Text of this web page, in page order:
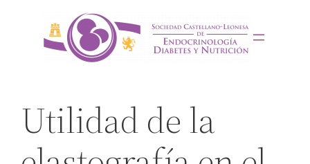
contenido
Utilidad de la